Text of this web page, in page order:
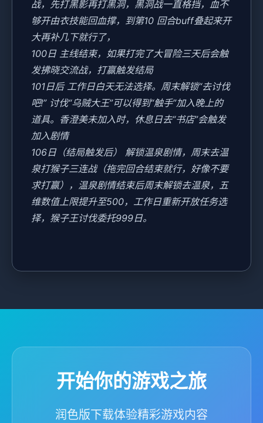
战，先打黑影再打黑洞，黑洞战一直格挡，血不
够开由衣技能回血撑，到第10 回合buff叠起来开
大再补几下就行了，
100日 主线结束，如果打完了大冒险三天后会触
发拂晓交流战，打赢触发结局
101日后 工作日白天无法选择。周末解锁“去讨伐
吧!” 讨伐“乌贼大王”可以得到“触手”加入晚上的
道具。香澄美未加入时，休息日去“书店”会触发
加入剧情
106日（结局触发后） 解锁温泉剧情，周末去温
泉打猴子三连战（拖完回合结束就行，好像不要
求打赢），温泉剧情结束后周末解锁去温泉，五
维数值上限提升至500，工作日重新开放任务选
择，猴子王讨伐委托999日。
开始你的游戏之旅
润色版下载体验精彩游戏内容